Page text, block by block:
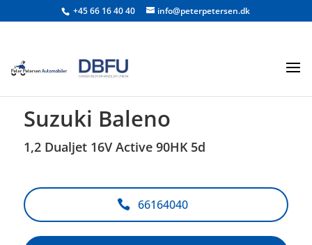
+45 66 16 40 40 info@peterpetersen.dk
<Tilbage til søgeresultat
Suzuki Baleno
1,2 Dualjet 16V Active 90HK 5d
66164040